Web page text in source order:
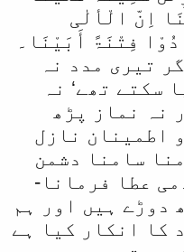
اِنّ الْألٰی
فِتْنَۃً أَبَیْنَا۔
تیری مدد نہ
سکتے تھے‘ نہ
نہ نماز پڑھ
اطمینان نازل
سامنا دشمن
عطا فرمانا-
دوڑے ہیں اور ہم
کا انکار کیا ہے